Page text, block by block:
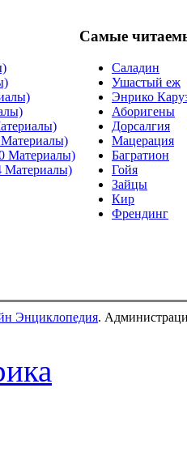
Материалы)
Материалы)
Самые
Саладин
Ушастый еж
Энрико
Аборигены
Дорсалгия
Мацерация
Багратион
Гойя
Зайцы
Кир
Френдинг
Энциклопедия.